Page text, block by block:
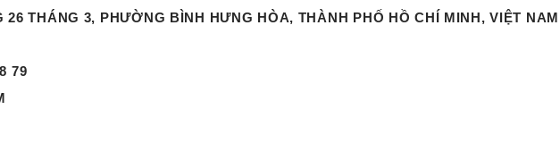
26 THÁNG 3, PHƯỜNG BÌNH HƯNG HÒA, THÀNH PHỐ HỒ CHÍ MINH, VIỆT NAM
79